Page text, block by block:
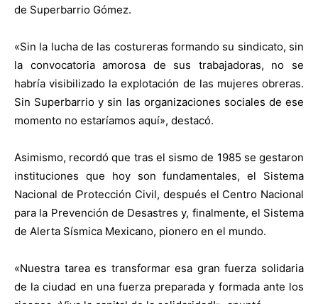
de Superbarrio Gómez.
«Sin la lucha de las costureras formando su sindicato, sin
la convocatoria amorosa de sus trabajadoras, no se
habría visibilizado la explotación de las mujeres obreras.
Sin Superbarrio y sin las organizaciones sociales de ese
momento no estaríamos aquí», destacó.
Asimismo, recordó que tras el sismo de 1985 se gestaron
instituciones que hoy son fundamentales, el Sistema
Nacional de Protección Civil, después el Centro Nacional
para la Prevención de Desastres y, finalmente, el Sistema
de Alerta Sísmica Mexicano, pionero en el mundo.
«Nuestra tarea es transformar esa gran fuerza solidaria
de la ciudad en una fuerza preparada y formada ante los